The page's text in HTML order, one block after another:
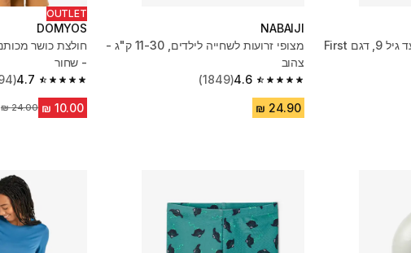
כדורגל מידה 3 לילדים עד גיל 9, דגם First
NABAIJI
מצופי זרועות לשחייה לילדים, 11-30 ק"ג -
צהוב
4.6
4.6 out of 5 stars from 1849 reviews
(1849)
OUTLET
DOMYOS
חולצת כושר
- שחור
4.7
4.7 out of 5 stars from 1394 reviews
(1394)
מחיר‏24.00 ₪